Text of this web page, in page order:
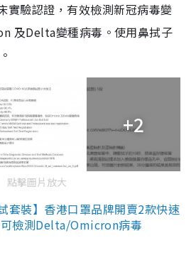
實驗認證，有效檢測新冠病毒變
及Delta變種病毒。使用鼻拭子
+2
點擊圖片放大
套裝】香港口罩品牌開賣2款快速
檢測Delta/Omicron病毒